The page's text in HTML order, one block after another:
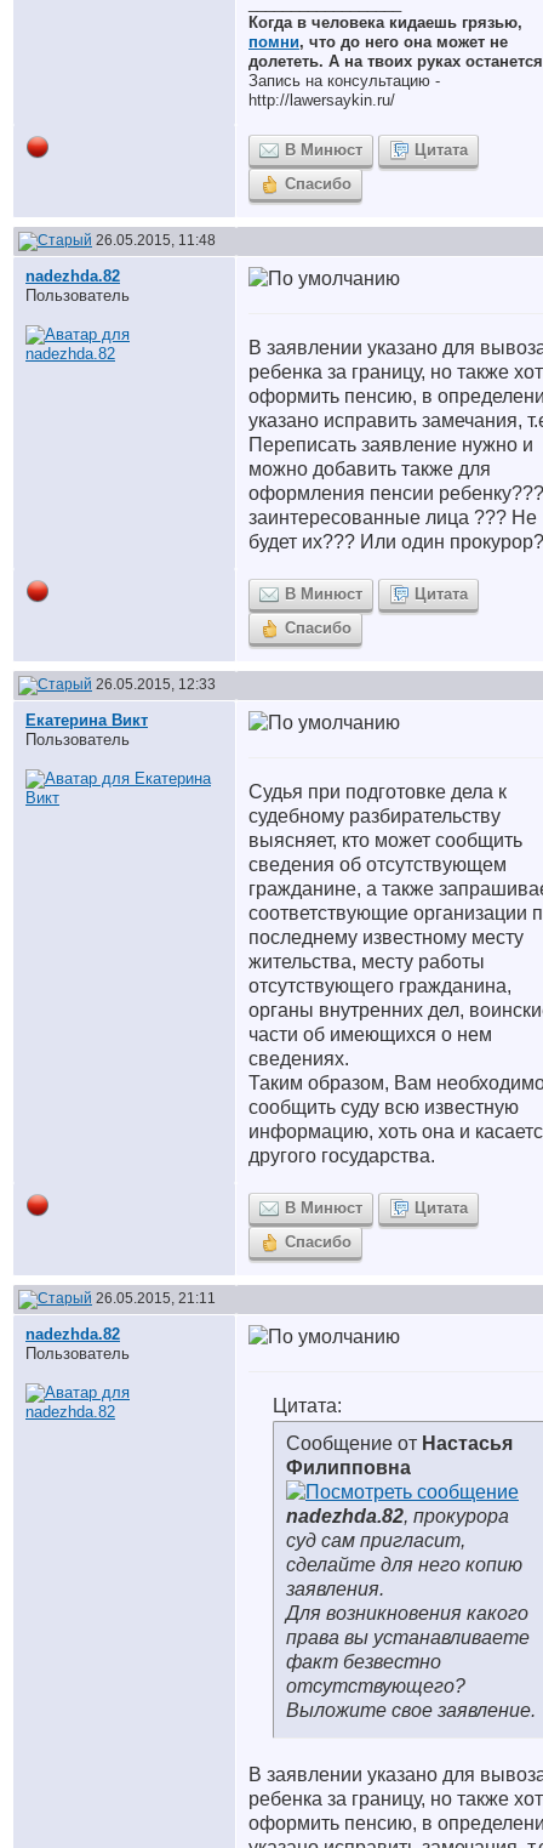
Когда в человека кидаешь грязью,
помни, что до него она может не
долететь. А на твоих руках
Запись на консультацию -
http://lawersaykin.ru/
В Минюст
Цитата
Спасибо
26.05.2015, 11:48
nadezhda.82
Пользователь
В заявлении указано для
ребенка за границу, но также
оформить пенсию, в
указано исправить замечания,
Переписать заявление нужно и
можно добавить также для
оформления пенсии
заинтересованные лица ??? Не
будет их??? Или один
В Минюст
Цитата
Спасибо
26.05.2015, 12:33
Екатерина Викт
Пользователь
Судья при подготовке дела к
судебному разбирательству
выясняет, кто может сообщить
сведения об отсутствующем
гражданине, а также
соответствующие организации
последнему известному месту
жительства, месту работы
отсутствующего гражданина,
органы внутренних дел,
части об имеющихся о нем
сведениях.
Таким образом, Вам
сообщить суду всю известную
информацию, хоть она и
другого государства.
В Минюст
Цитата
Спасибо
26.05.2015, 21:11
nadezhda.82
Пользователь
Цитата:
Сообщение от Настасья
Филипповна
nadezhda.82, прокурора
суд сам пригласит,
сделайте для него копию
заявления.
Для возникновения какого
права вы устанавливаете
факт безвестно
отсутствующего?
Выложите свое заявление.
В заявлении указано для
ребенка за границу, но также
оформить пенсию, в